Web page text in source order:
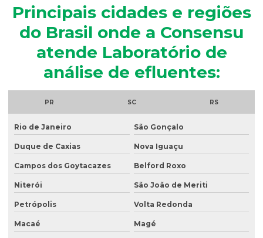
Análise granulométrica do solo
Análise microbiológica de água
Análise microbiológica de água para consumo humano
Análise microbiológica do esgoto
Análise de ph do solo
Análise de potabilidade da água
Análise química do solo
Análise de sólidos em efluentes
Análise de solo amostragem
Análise de solo completa
Análise de solo para construção
Principais cidades e regiões
do Brasil onde a Consensu
atende Laboratório de
análise de efluentes:
PR SC RS
Rio de Janeiro São Gonçalo
Duque de Caxias Nova Iguaçu
Campos dos Goytacazes Belford Roxo
Niterói São João de Meriti
Petrópolis Volta Redonda
Macaé Magé